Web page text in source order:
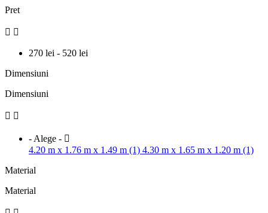
Pret
 
270 lei - 520 lei
Dimensiuni
Dimensiuni
 
- Alege - 
4.20 m x 1.76 m x 1.49 m (1) 4.30 m x 1.65 m x 1.20 m (1)
Material
Material